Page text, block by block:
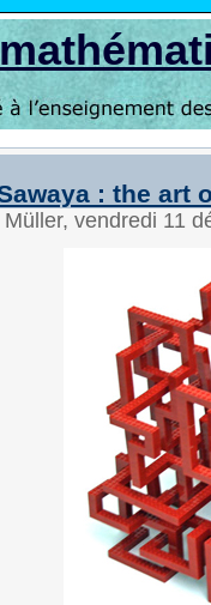
: the art
Müller, vendredi 11